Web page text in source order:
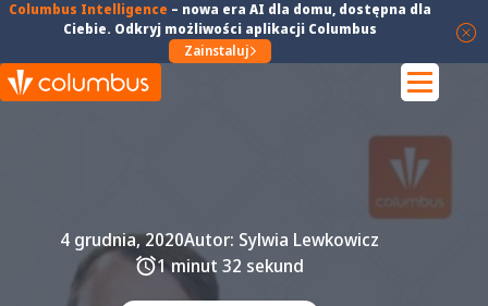
Columbus Intelligence – nowa era AI dla domu, dostępna dla
Ciebie. Odkryj możliwości aplikacji Columbus
Zainstaluj
4 grudnia, 2020Autor: Sylwia Lewkowicz
1 minut 32 sekund